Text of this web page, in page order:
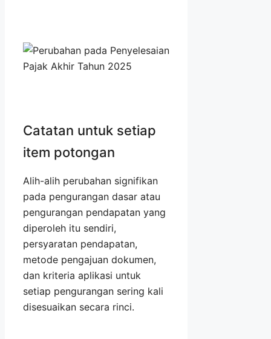
Catatan untuk setiap
item potongan
Alih-alih perubahan signifikan
pada pengurangan dasar atau
pengurangan pendapatan yang
diperoleh itu sendiri,
persyaratan pendapatan,
metode pengajuan dokumen,
dan kriteria aplikasi untuk
setiap pengurangan sering kali
disesuaikan secara rinci.